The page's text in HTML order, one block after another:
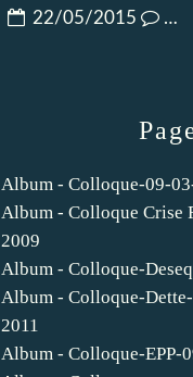
Album - Colloque-09-
Album - Colloque Crise
2009
Album - Colloque-
Album - Colloque-
2011
Album - Colloque-EPP-
22/05/2015 …